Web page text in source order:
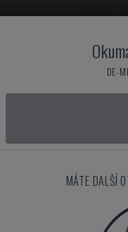
DE-
MÁTE DALŠÍ